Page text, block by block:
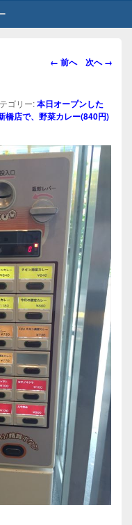
画
ビ
ゲ
シ
← 前へ 次へ →
ゴリー:本日オープンした
橋店で、野菜カレー(840円)